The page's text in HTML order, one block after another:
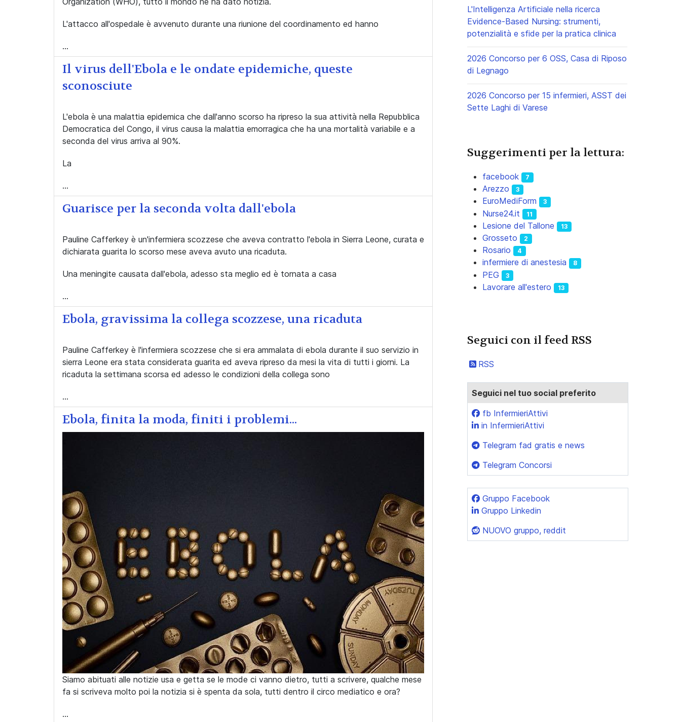
L'attacco all'ospedale è avvenuto durante una riunione del coordinamento ed hanno
...
Il virus dell'Ebola e le ondate epidemiche, queste
sconosciute
L'ebola è una malattia epidemica che dall'anno scorso ha ripreso la sua attività nella Repubblica
Democratica del Congo, il virus causa la malattia emorragica che ha una mortalità variabile e a
seconda del virus arriva al 90%.
La
...
Guarisce per la seconda volta dall'ebola
Pauline Cafferkey è un'infermiera scozzese che aveva contratto l'ebola in Sierra Leone, curata e
dichiarata guarita lo scorso mese aveva avuto una ricaduta.
Una meningite causata dall'ebola, adesso sta meglio ed è tornata a casa
...
Ebola, gravissima la collega scozzese, una ricaduta
Pauline Cafferkey è l'infermiera scozzese che si era ammalata di ebola durante il suo servizio in
sierra Leone era stata considerata guarita ed aveva ripreso da mesi la vita di tutti i giorni. La
ricaduta la settimana scorsa ed adesso le condizioni della collega sono
...
Ebola, finita la moda, finiti i problemi...
Siamo abituati alle notizie usa e getta se le mode ci vanno dietro, tutti a scrivere, qualche mese
fa si scriveva molto poi la notizia si è spenta da sola, tutti dentro il circo mediatico e ora?
...
L'Intelligenza Artificiale nella ricerca
Evidence-Based Nursing: strumenti,
potenzialità e sfide per la pratica clinica
2026 Concorso per 6 OSS, Casa di Riposo
di Legnago
2026 Concorso per 15 infermieri, ASST dei
Sette Laghi di Varese
Suggerimenti per la lettura:
facebook 7
Arezzo 3
EuroMediForm 3
Nurse24.it 11
Lesione del Tallone 13
Grosseto 2
Rosario 4
infermiere di anestesia 8
PEG 3
Lavorare all'estero 13
Seguici con il feed RSS
RSS
Seguici nel tuo social preferito
fb InfermieriAttivi
in InfermieriAttivi
Telegram fad gratis e news
Telegram Concorsi
Gruppo Facebook
Gruppo Linkedin
NUOVO gruppo, reddit